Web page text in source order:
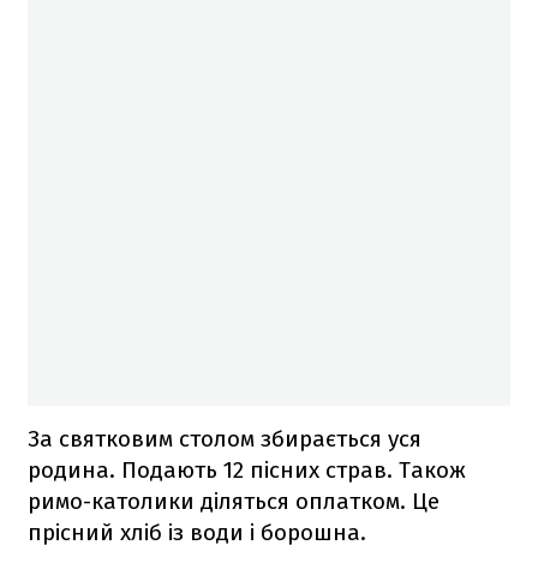
За святковим столом збирається уся
родина. Подають 12 пісних страв. Також
римо-католики діляться оплатком. Це
прісний хліб із води і борошна.